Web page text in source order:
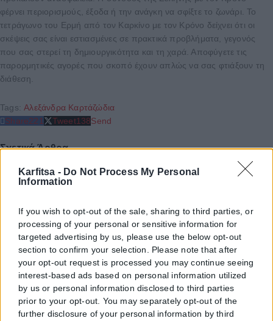
Karfitsa - Do Not Process My Personal
Information
If you wish to opt-out of the sale, sharing to third parties, or
processing of your personal or sensitive information for
targeted advertising by us, please use the below opt-out
section to confirm your selection. Please note that after
your opt-out request is processed you may continue seeing
interest-based ads based on personal information utilized
by us or personal information disclosed to third parties
prior to your opt-out. You may separately opt-out of the
further disclosure of your personal information by third
φέρνει περιορισμούς, έξοδα ή την ανάγκη να σφίξτε το ζωνάρι. Το
τετράγωνο του Ερμή από τον Καρκίνο με τον Κρόνο δείχνει ότι οι
σκέψεις σας είναι εστιασμένες σε πρακτικά προβλήματα, γεγονός
που σας στερεί τη δημιουργικότητα και τη χαρά. Αποφύγετε τις
παρορμητικές αγορές που σκοπό έχουν απλώς να σας φτιάξουν τη
διάθεση.
Tags: Αλεξάνδρα Καρτάζώδια
Share221 Tweet138Send
Σχετικά Άρθρα
Ελλάδα
Σύμη: Ταυτοποιήθηκε η σορός που βρέθηκε
– Ανήκει στον αγνοούμενο Γερμανό
Η σορός που εντοπίστηκε τις πρωινές ώρες της Τετάρτης (5/8) στη
θαλάσσια περιοχή δυτικά της Σύμης ανήκει σύμφωνα με την...
ΑΝΑΡΤΉΘΗΚΕ ΑΠΌ KARFITSANEWS 05/08/2026
Ελλάδα